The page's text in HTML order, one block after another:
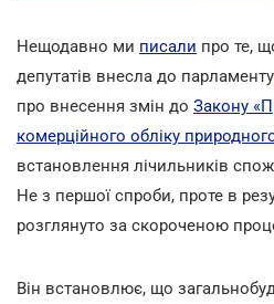
Нещодавно ми писали про те,
депутатів внесла до парламенту
про внесення змін до Закону
комерційного обліку
встановлення лічильників
Не з першої спроби, проте в
розглянуто за скороченою
Він встановлює, що